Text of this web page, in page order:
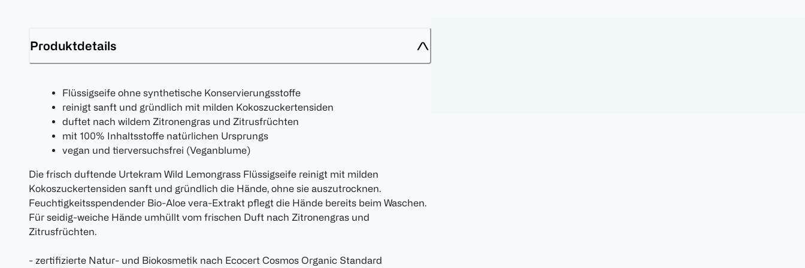
Produktdetails
Flüssigseife ohne synthetische Konservierungsstoffe
reinigt sanft und gründlich mit milden Kokoszuckertensiden
duftet nach wildem Zitronengras und Zitrusfrüchten
mit 100% Inhaltsstoffe natürlichen Ursprungs
vegan und tierversuchsfrei (Veganblume)
Die frisch duftende Urtekram Wild Lemongrass Flüssigseife reinigt mit milden
Kokoszuckertensiden sanft und gründlich die Hände, ohne sie auszutrocknen.
Feuchtigkeitsspendender Bio-Aloe vera-Extrakt pflegt die Hände bereits beim Waschen.
Für seidig-weiche Hände umhüllt vom frischen Duft nach Zitronengras und
Zitrusfrüchten.
- zertifizierte Natur- und Biokosmetik nach Ecocert Cosmos Organic Standard